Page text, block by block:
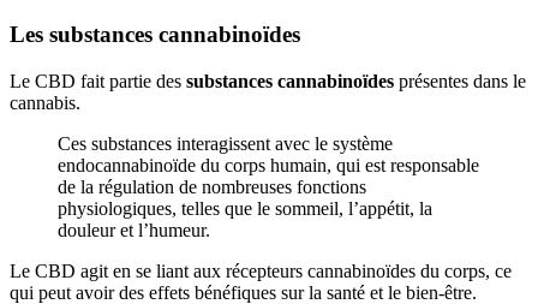
Les substances cannabinoïdes
Le CBD fait partie des substances cannabinoïdes présentes dans le
cannabis.
Ces substances interagissent avec le système
endocannabinoïde du corps humain, qui est responsable
de la régulation de nombreuses fonctions
physiologiques, telles que le sommeil, l’appétit, la
douleur et l’humeur.
Le CBD agit en se liant aux récepteurs cannabinoïdes du corps, ce
qui peut avoir des effets bénéfiques sur la santé et le bien-être.